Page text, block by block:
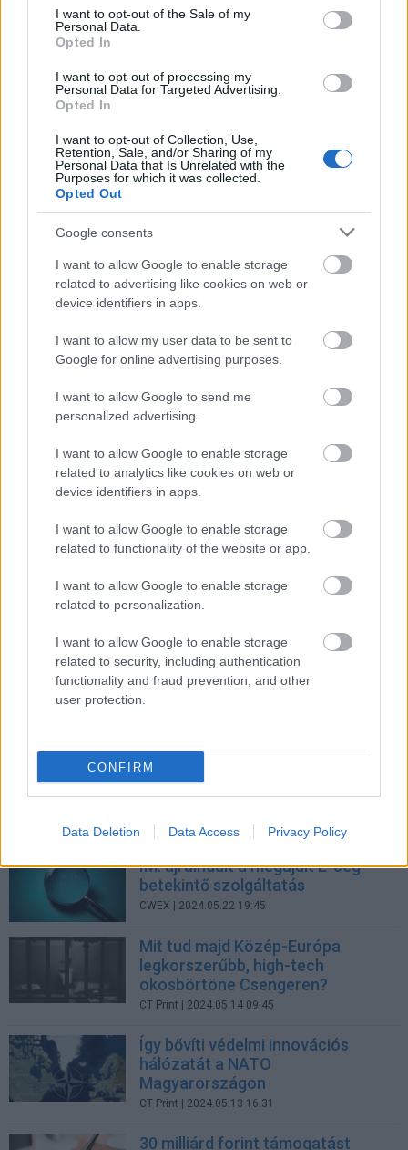
consent section.
I want to opt-out of the Sale of my
Personal Data.
Opted In
I want to opt-out of processing my
Personal Data for Targeted Advertising.
Opted In
I want to opt-out of Collection, Use,
Retention, Sale, and/or Sharing of my
Personal Data that Is Unrelated with the
Purposes for which it was collected.
Opted Out
Google consents
I want to allow Google to enable storage
related to advertising like cookies on web or
device identifiers in apps.
I want to allow my user data to be sent to
Google for online advertising purposes.
I want to allow Google to send me
personalized advertising.
I want to allow Google to enable storage
related to analytics like cookies on web or
device identifiers in apps.
I want to allow Google to enable storage
related to functionality of the website or app.
I want to allow Google to enable storage
related to personalization.
I want to allow Google to enable storage
related to security, including authentication
functionality and fraud prevention, and other
user protection.
CONFIRM
Data Deletion Data Access Privacy Policy
Technológia| 2024.10.29 15:31
átállás az egyik leginkább fizikai
iparágban
Kína óvatosságra szólította fel
állampolgárait a tajvani
kibertámadásokkal szemben
részt vesznek a Neptun
fejlesztésében
Technológia
Illegális időjárás-állomások
kémkednek Kínában
Durva hamisítványnak tartja az
atomerőmű feladásáról szóló
deepfake videót Moszkva
Technológia
Az MVM korrigálja az igazolt
mikrovállalkozások gáz- és
CWEX| 2024.08.07 17:11
vezérigazgatója
Karrier| 2024.08.02 09:55
Varga-Bajusz Veronika a KIM új
Távozik Csák János a Kulturális
Üzlet | 2024.06.10 10:46
IM: újraindult a megújult E-cég
betekintő szolgáltatás
CWEX | 2024.05.22 19:45
Mit tud majd Közép-Európa
legkorszerűbb, high-tech
okosbörtöne Csengeren?
CT Print | 2024.05.14 09:45
Így bővíti védelmi innovációs
hálózatát a NATO
Magyarországon
CT Print | 2024.05.13 16:31
30 milliárd forint támogatást